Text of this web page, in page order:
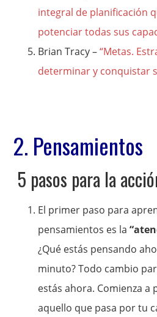
integral de planificación
potenciar todas sus
Brian Tracy –“Metas.
determinar y conquistar
2. Pensamientos
5 pasos para la
El primer paso para
pensamientos es la
¿Qué estás pensando
minuto? Todo cambio
estás ahora. Comienza a
aquello que pasa por tu